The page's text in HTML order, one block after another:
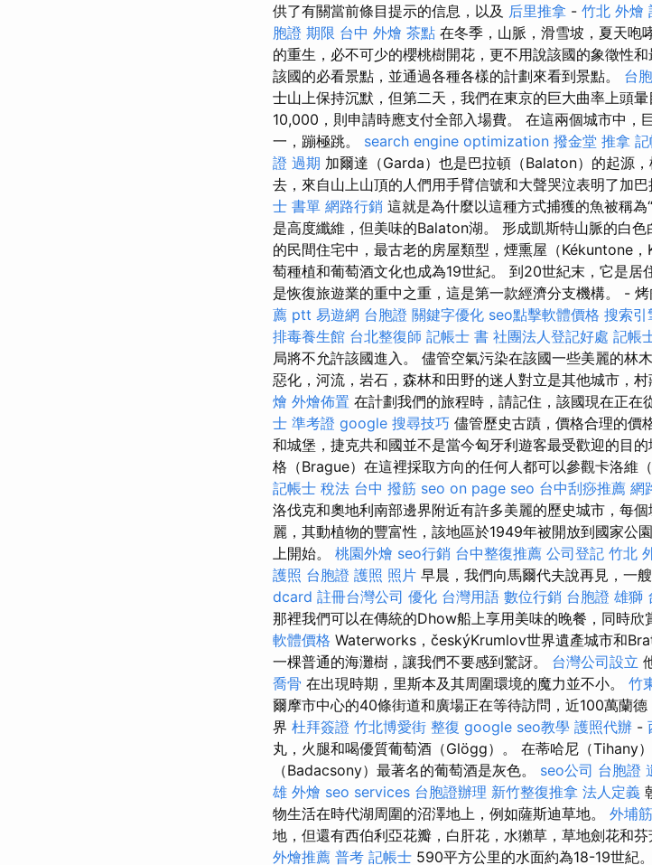
供了有關當前條目提示的信息，以及 后里推拿 - 竹北 外燴
胞證 期限 台中 外燴 茶點 在冬季，山脈，滑雪坡，夏天咆
的重生，必不可少的櫻桃樹開花，更不用說該國的象徵性和
該國的必看景點，並通過各種各樣的計劃來看到景點。 台
士山上保持沉默，但第二天，我們在東京的巨大曲率上頭暈
10,000，則申請時應支付全部入場費。 在這兩個城市中，
一，蹦極跳。 search engine optimization 撥金堂 推拿
證 過期 加爾達（Garda）也是巴拉頓（Balaton）的起源，
去，來自山上山頂的人們用手臂信號和大聲哭泣表明了加巴
士 書單 網路行銷 這就是為什麼以這種方式捕獲的魚被稱為
是高度纖維，但美味的Balaton湖。 形成凱斯特山脈的白
的民間住宅中，最古老的房屋類型，煙熏屋（Kékuntone
萄種植和葡萄酒文化也成為19世紀。 到20世紀末，它是
是恢復旅遊業的重中之重，這是第一款經濟分支機構。 -
薦 ptt 易遊網 台胞證 關鍵字優化 seo點擊軟體價格 搜索引
排毒養生館 台北整復師 記帳士 書 社團法人登記好處 記帳
局將不允許該國進入。 儘管空氣污染在該國一些美麗的林
惡化，河流，岩石，森林和田野的迷人對立是其他城市，村
燴 外燴佈置 在計劃我們的旅程時，請記住，該國現在正在
士 準考證 google 搜尋技巧 儘管歷史古蹟，價格合理的價
和城堡，捷克共和國並不是當今匈牙利遊客最受歡迎的目的
格（Brague）在這裡採取方向的任何人都可以參觀卡洛維
記帳士 稅法 台中 撥筋 seo on page seo 台中刮痧推薦 網
洛伐克和奧地利南部邊界附近有許多美麗的歷史城市，每
麗，其動植物的豐富性，該地區於1949年被開放到國家公
上開始。 桃園外燴 seo行銷 台中整復推薦 公司登記 竹北
護照 台胞證 護照 照片 早晨，我們向馬爾代夫說再見，一
dcard 註冊台灣公司 優化 台灣用語 數位行銷 台胞證 雄獅
那裡我們可以在傳統的Dhow船上享用美味的晚餐，同時
軟體價格 Waterworks，českýKrumlov世界遺產城市和
一棵普通的海灘樹，讓我們不要感到驚訝。 台灣公司設立
喬骨 在出現時期，里斯本及其周圍環境的魔力並不小。 竹
爾摩市中心的40條街道和廣場正在等待訪問，近100萬蘭德
界 杜拜簽證 竹北博愛街 整復 google seo教學 護照代辦 -
丸，火腿和喝優質葡萄酒（Glögg）。 在蒂哈尼（Tihany
（Badacsony）最著名的葡萄酒是灰色。 seo公司 台胞證
雄 外燴 seo services 台胞證辦理 新竹整復推拿 法人定義
物生活在時代湖周圍的沼澤地上，例如薩斯迪草地。 外埔
地，但還有西伯利亞花瓣，白肝花，水獺草，草地劍花和芬
外燴推薦 普考 記帳士 590平方公里的水面約為18-19世紀